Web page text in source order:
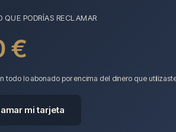
QUE PODRÍAS RECLAMAR
€
todo lo abonado por encima del dinero que
mi tarjeta